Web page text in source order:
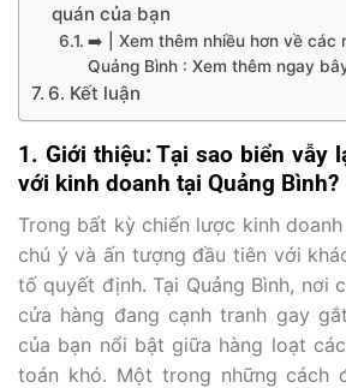
quán của bạn
➡️ | Xem thêm nhiều hơn về các
Quảng Bình : Xem thêm ngay
6. Kết luận
1. Giới thiệu: Tại sao biển vẫy
với kinh doanh tại Quảng Bình?
Trong bất kỳ chiến lược kinh
chú ý và ấn tượng đầu tiên với
tố quyết định. Tại Quảng Bình, nơi
cửa hàng đang cạnh tranh gay
của bạn nổi bật giữa hàng loạt
toán khó. Một trong những cách